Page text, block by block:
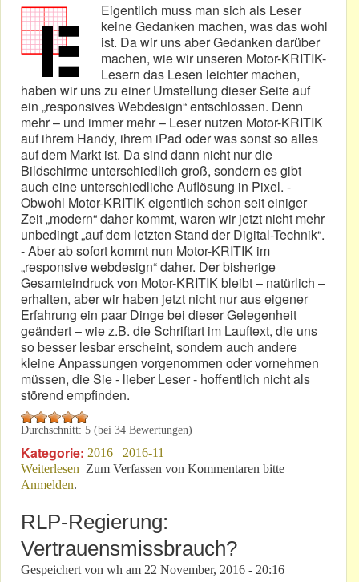
Eigentlich muss man sich als Leser
keine Gedanken machen, was das wohl
ist. Da wir uns aber Gedanken darüber
machen, wie wir unseren Motor-KRITIK-
Lesern das Lesen leichter machen,
haben wir uns zu einer Umstellung dieser Seite auf
ein „responsives Webdesign“ entschlossen. Denn
mehr – und immer mehr – Leser nutzen Motor-KRITIK
auf ihrem Handy, ihrem iPad oder was sonst so alles
auf dem Markt ist. Da sind dann nicht nur die
Bildschirme unterschiedlich groß, sondern es gibt
auch eine unterschiedliche Auflösung in Pixel. -
Obwohl Motor-KRITIK eigentlich schon seit einiger
Zeit „modern“ daher kommt, waren wir jetzt nicht mehr
unbedingt „auf dem letzten Stand der Digital-Technik“.
- Aber ab sofort kommt nun Motor-KRITIK im
„responsive webdesign“ daher. Der bisherige
Gesamteindruck von Motor-KRITIK bleibt – natürlich –
erhalten, aber wir haben jetzt nicht nur aus eigener
Erfahrung ein paar Dinge bei dieser Gelegenheit
geändert – wie z.B. die Schriftart im Lauftext, die uns
so besser lesbar erscheint, sondern auch andere
kleine Anpassungen vorgenommen oder vornehmen
müssen, die Sie - lieber Leser - hoffentlich nicht als
störend empfinden.
Durchschnitt: 5 (bei 34 Bewertungen)
Kategorie: 2016
2016-11
Weiterlesen über Es ist soweit: Responsive Webdesign!
Zum Verfassen von Kommentaren bitte
Anmelden.
RLP-Regierung:
Vertrauensmissbrauch?
Gespeichert von wh am 22 November, 2016 - 20:16